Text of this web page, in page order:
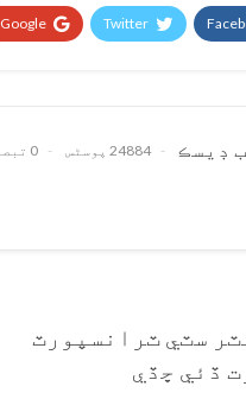
Twitter
Google+
ڊيسڪ 24884 پوسٹس 0 تبصرے
سٽي ٽرانسپورٽ
ڏئي ڇڏي